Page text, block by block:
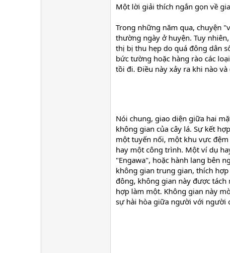
Một lời giải thích ngắn gọn về
Trong những năm qua, chuyện
thường ngày ở huyện. Tuy
thị bị thu hẹp do quá đông dân
bức tường hoặc hàng rào các
tồi đi. Điều này xảy ra khi nào
Nói chung, giao diện giữa hai
không gian của cây lá. Sự kết
một tuyến nối, một khu vực
hay một công trình. Một ví dụ
"Engawa", hoặc hành lang bên
không gian trung gian, thích
đông, không gian này được
hợp làm một. Không gian này
sự hài hòa giữa người với người